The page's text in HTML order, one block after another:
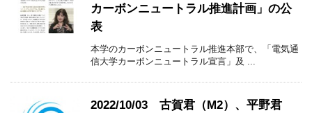
カーボンニュートラル推進計画」の公
表
本学のカーボンニュートラル推進本部で、「電気通
信大学カーボンニュートラル宣言」及 ...
2022/10/03 古賀君（M2）、平野君